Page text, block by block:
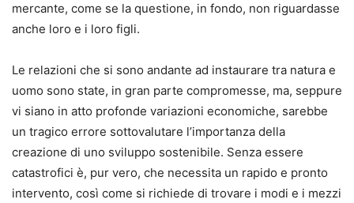
mercante, come se la questione, in fondo, non riguardasse
anche loro e i loro figli.
Le relazioni che si sono andante ad instaurare tra natura e
uomo sono state, in gran parte compromesse, ma, seppure
vi siano in atto profonde variazioni economiche, sarebbe
un tragico errore sottovalutare l’importanza della
creazione di uno sviluppo sostenibile. Senza essere
catastrofici è, pur vero, che necessita un rapido e pronto
intervento, così come si richiede di trovare i modi e i mezzi